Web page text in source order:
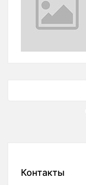
Контакты